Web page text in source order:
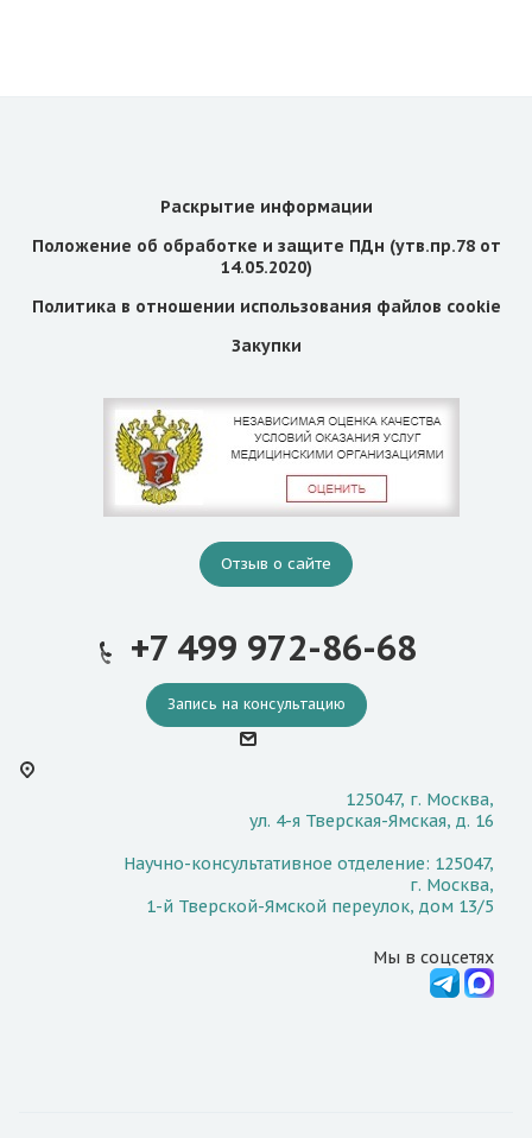
Раскрытие информации
Положение об обработке и защите ПДн (утв.пр.78 от
14.05.2020)
Политика в отношении использования файлов cookie
Закупки
Отзыв о сайте
+7 499 972-86-68
Запись на консультацию
125047, г. Москва,
ул. 4-я Тверская-Ямская, д. 16
Научно-консультативное отделение: 125047,
г. Москва,
1-й Тверской-Ямской переулок, дом 13/5
Мы в соцсетях